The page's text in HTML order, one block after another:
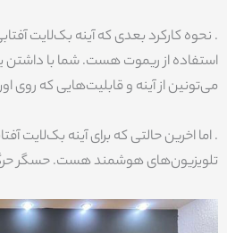
. نحوه کارکرد بعدی که آینه بک‌لایت
استفاده از ریموت هست. شما با داشتن
می‌تونین از آینه و قابلیت‌هایی که
. اما اخرین حالتی که برای آینه
تلویزیون‌های هوشمند هست. حسگر